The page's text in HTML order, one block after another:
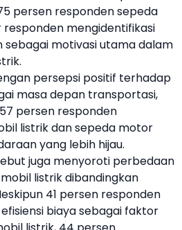
persen responden sepeda
mengidentifikasi
sebagai motivasi utama dalam
persepsi positif terhadap
masa depan transportasi,
persen responden
listrik dan sepeda motor
yang lebih hijau.
juga menyoroti perbedaan
listrik dibandingkan
41 persen responden
biaya sebagai faktor